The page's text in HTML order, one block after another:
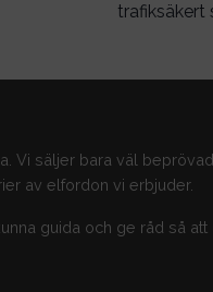
trafiksäkert
Vi säljer bara väl
av elfordon vi erbjuder.
guida och ge råd så